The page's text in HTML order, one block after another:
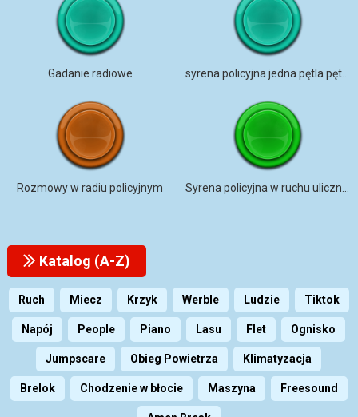
Gadanie radiowe syrena policyjna jedna pętla pętla zdolna
Rozmowy w radiu policyjnym
Katalog (A-Z)
Ruch Miecz Krzyk Werble Ludzie Tiktok
Napój People Piano Lasu Flet Ognisko
Jumpscare Obieg Powietrza Klimatyzacja
Brelok Chodzenie w błocie Maszyna Freesound